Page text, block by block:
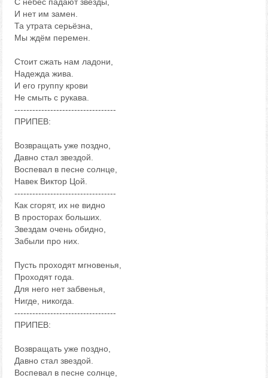
И нет им замен.
Та утрата серьёзна,
Мы ждём перемен.
Стоит сжать нам ладони,
Надежда жива.
И его группу крови
Не смыть с рукава.
----------------------------------
ПРИПЕВ:
Возвращать уже поздно,
Давно стал звездой.
Воспевал в песне солнце,
Навек Виктор Цой.
----------------------------------
Как сгорят, их не видно
В просторах больших.
Звездам очень обидно,
Забыли про них.
Пусть проходят мгновенья,
Проходят года.
Для него нет забвенья,
Нигде, никогда.
----------------------------------
ПРИПЕВ:
Возвращать уже поздно,
Давно стал звездой.
Воспевал в песне солнце,